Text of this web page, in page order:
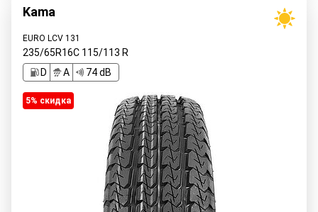
Kama
EURO LCV 131
235/65R16C 115/113 R
D
A 74 dB
5% cкидка